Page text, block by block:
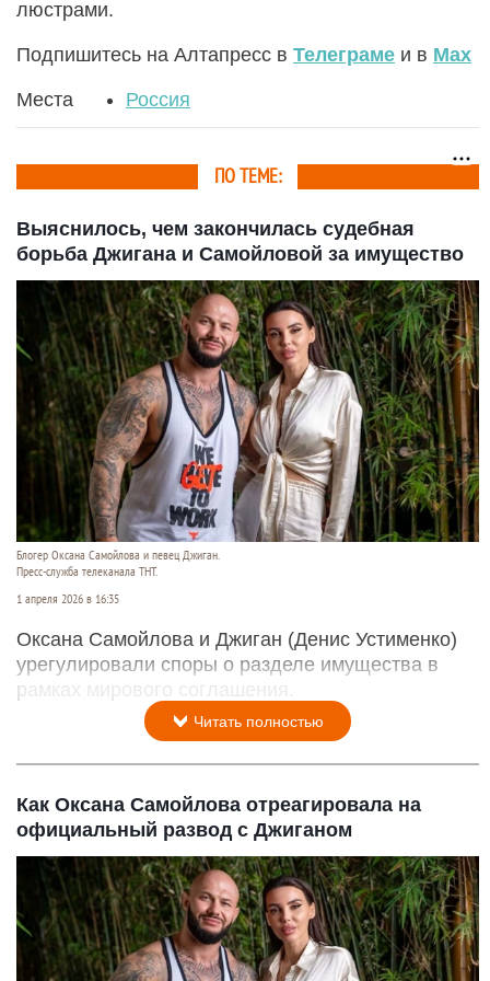
люстрами.
Подпишитесь на Алтапресс в Телеграме и в Max
Места Россия
ПО ТЕМЕ:
Выяснилось, чем закончилась судебная
борьба Джигана и Самойловой за имущество
Блогер Оксана Самойлова и певец Джиган.
Пресс-служба телеканала ТНТ.
1 апреля 2026 в 16:35
Оксана Самойлова и Джиган (Денис Устименко)
урегулировали споры о разделе имущества в
рамках мирового соглашения.
Читать полностью
Как Оксана Самойлова отреагировала на
официальный развод с Джиганом